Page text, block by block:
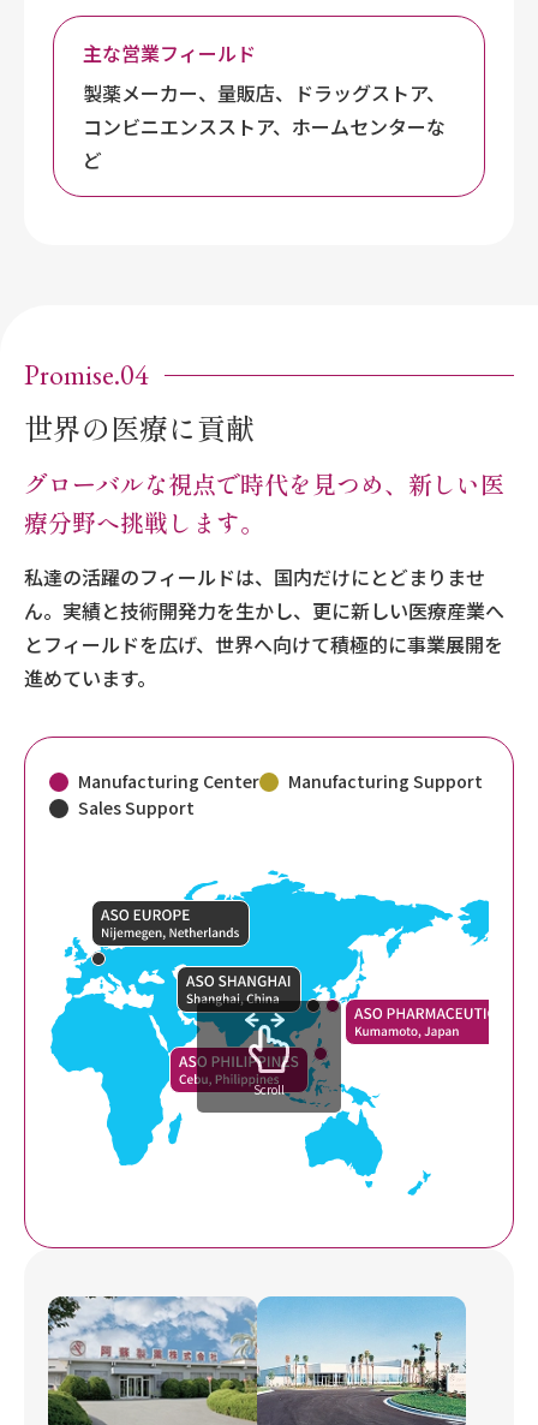
主な営業フィールド
製薬メーカー、量販店、ドラッグストア、
コンビニエンスストア、ホームセンターな
ど
Promise.04
世界の医療に貢献
グローバルな視点で時代を見つめ、新しい医
療分野へ挑戦します。
私達の活躍のフィールドは、国内だけにとどまりませ
ん。実績と技術開発力を生かし、更に新しい医療産業へ
とフィールドを広げ、世界へ向けて積極的に事業展開を
進めています。
Manufacturing Center
Manufacturing Support
Sales Support
Scroll